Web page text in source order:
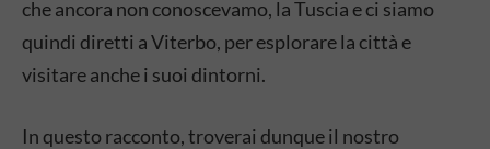
che ancora non conoscevamo, la Tuscia e ci siamo
quindi diretti a Viterbo, per esplorare la città e
visitare anche i suoi dintorni.
In questo racconto, troverai dunque il nostro